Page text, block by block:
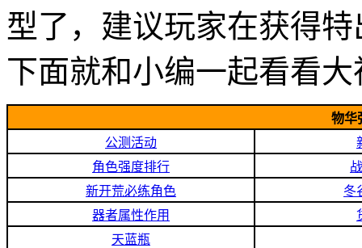
型了，建议玩家在获得
下面就和小编一起看看
物华
公测活动
角色强度排行
新开荒必练角色
冬
器者属性作用
天蓝瓶